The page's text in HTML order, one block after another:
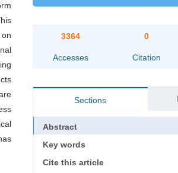
3364
Accesses
0
Citation
Sections
Abstract
Key words
Cite this article